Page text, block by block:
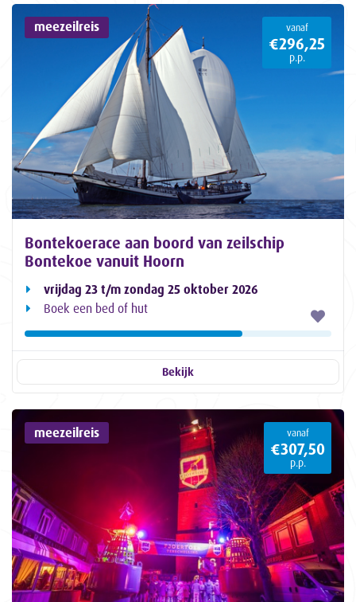
meezeilreis vanaf
€296,25
p.p.
Bontekoerace aan boord van zeilschip
Bontekoe vanuit Hoorn
vrijdag 23 t/m zondag 25 oktober 2026
Boek een bed of hut
Bekijk
meezeilreis vanaf
€307,50
p.p.